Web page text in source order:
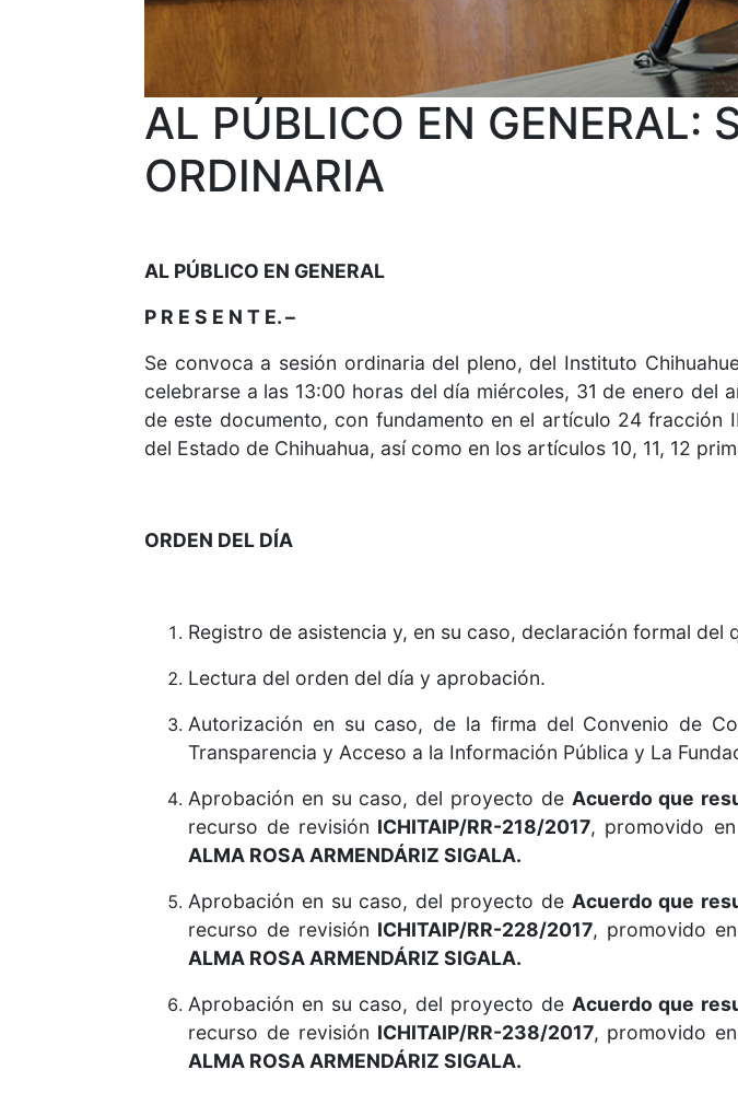
AL PÚBLICO EN GENERAL:
ORDINARIA
AL PÚBLICO EN GENERAL
P R E S E N T E. –
Se convoca a sesión ordinaria del pleno, del Instituto
celebrarse a las 13:00 horas del día miércoles, 31 de enero
de este documento, con fundamento en el artículo 24 fracción
del Estado de Chihuahua, así como en los artículos 10, 11, 12
ORDEN DEL DÍA
Registro de asistencia y, en su caso, declaración formal del
Lectura del orden del día y aprobación.
Autorización en su caso, de la firma del Convenio de
Transparencia y Acceso a la Información Pública y La
Aprobación en su caso, del proyecto de Acuerdo que
recurso de revisión ICHITAIP/RR-218/2017, promovido
ALMA ROSA ARMENDÁRIZ SIGALA.
Aprobación en su caso, del proyecto de Acuerdo que
recurso de revisión ICHITAIP/RR-228/2017, promovido
ALMA ROSA ARMENDÁRIZ SIGALA.
Aprobación en su caso, del proyecto de Acuerdo que
recurso de revisión ICHITAIP/RR-238/2017, promovido
ALMA ROSA ARMENDÁRIZ SIGALA.